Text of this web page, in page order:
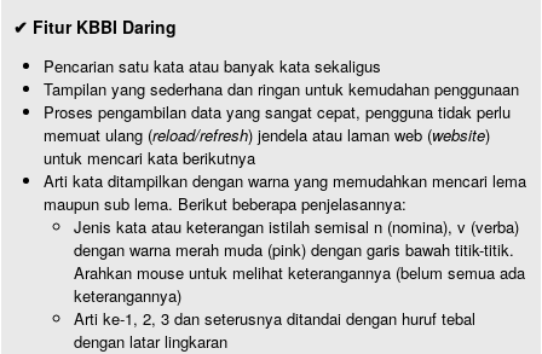
✔ Fitur KBBI Daring
Pencarian satu kata atau banyak kata sekaligus
Tampilan yang sederhana dan ringan untuk kemudahan penggunaan
Proses pengambilan data yang sangat cepat, pengguna tidak perlu
memuat ulang (reload/refresh) jendela atau laman web (website)
untuk mencari kata berikutnya
Arti kata ditampilkan dengan warna yang memudahkan mencari lema
maupun sub lema. Berikut beberapa penjelasannya:
Jenis kata atau keterangan istilah semisal n (nomina), v (verba)
dengan warna merah muda (pink) dengan garis bawah titik-titik.
Arahkan mouse untuk melihat keterangannya (belum semua ada
keterangannya)
Arti ke-1, 2, 3 dan seterusnya ditandai dengan huruf tebal
dengan latar lingkaran